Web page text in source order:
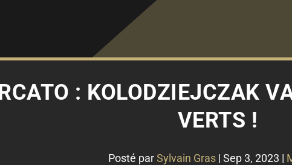
: KOLODZIEJCZAK
VERTS !
Posté parSylvain Gras | Sep 3, 2023 |